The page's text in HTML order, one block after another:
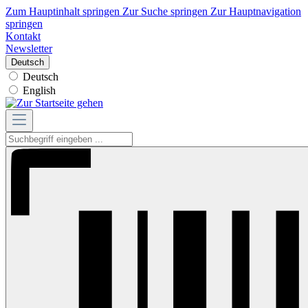
Zum Hauptinhalt springen Zur Suche springen Zur Hauptnavigation
springen
Kontakt
Newsletter
Deutsch
Deutsch
English